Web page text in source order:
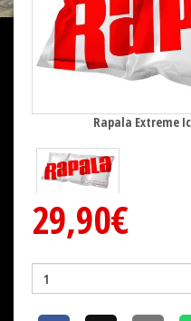
Rapala Extreme
29,90€